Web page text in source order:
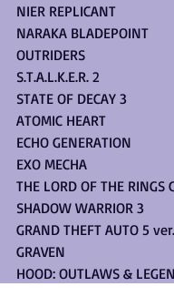
NIER REPLICANT
NARAKA BLADEPOINT
OUTRIDERS
S.T.A.L.K.E.R. 2
STATE OF DECAY 3
ATOMIC HEART
ECHO GENERATION
EXO MECHA
THE LORD OF THE RINGS
SHADOW WARRIOR 3
GRAND THEFT AUTO 5
GRAVEN
HOOD: OUTLAWS &